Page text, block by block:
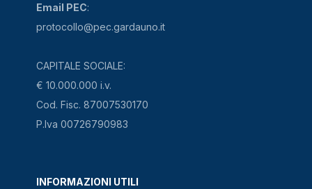
Email PEC:
protocollo@pec.gardauno.it
CAPITALE SOCIALE:
€ 10.000.000 i.v.
Cod. Fisc. 87007530170
P.Iva 00726790983
INFORMAZIONI UTILI